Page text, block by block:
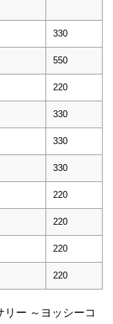
330
550
220
330
330
330
220
220
220
220
ー ～ヨッシーコ